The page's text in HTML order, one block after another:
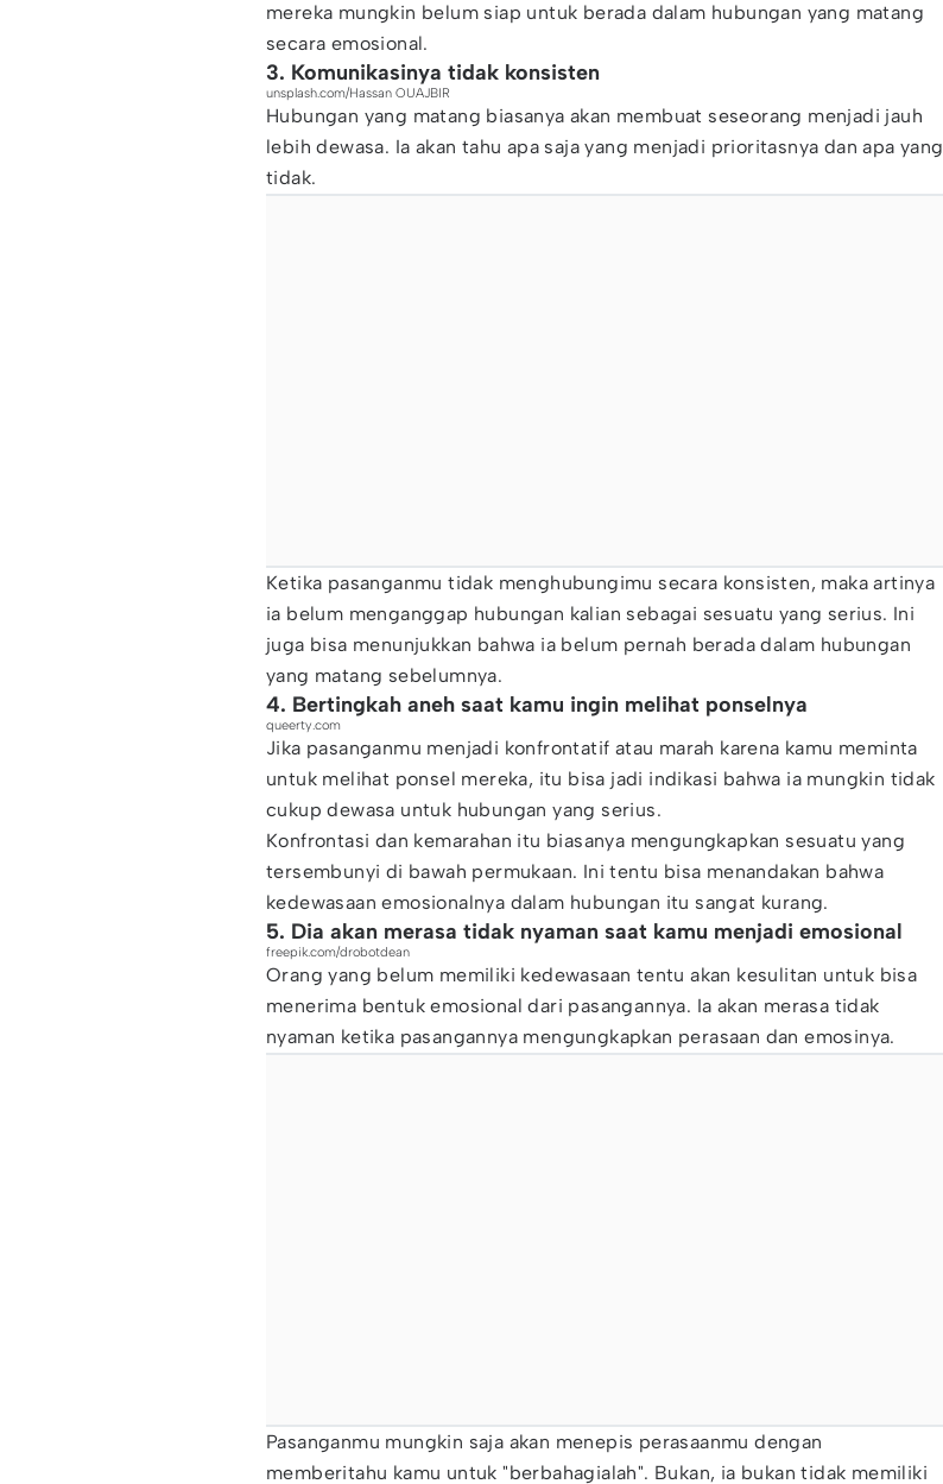
mereka mungkin belum siap untuk berada dalam hubungan yang matang
secara emosional.
3. Komunikasinya tidak konsisten
unsplash.com/Hassan OUAJBIR
Hubungan yang matang biasanya akan membuat seseorang menjadi jauh
lebih dewasa. Ia akan tahu apa saja yang menjadi prioritasnya dan apa yang
tidak.
Ketika pasanganmu tidak menghubungimu secara konsisten, maka artinya
ia belum menganggap hubungan kalian sebagai sesuatu yang serius. Ini
juga bisa menunjukkan bahwa ia belum pernah berada dalam hubungan
yang matang sebelumnya.
4. Bertingkah aneh saat kamu ingin melihat ponselnya
queerty.com
Jika pasanganmu menjadi konfrontatif atau marah karena kamu meminta
untuk melihat ponsel mereka, itu bisa jadi indikasi bahwa ia mungkin tidak
cukup dewasa untuk hubungan yang serius.
Konfrontasi dan kemarahan itu biasanya mengungkapkan sesuatu yang
tersembunyi di bawah permukaan. Ini tentu bisa menandakan bahwa
kedewasaan emosionalnya dalam hubungan itu sangat kurang.
5. Dia akan merasa tidak nyaman saat kamu menjadi emosional
freepik.com/drobotdean
Orang yang belum memiliki kedewasaan tentu akan kesulitan untuk bisa
menerima bentuk emosional dari pasangannya. Ia akan merasa tidak
nyaman ketika pasangannya mengungkapkan perasaan dan emosinya.
Pasanganmu mungkin saja akan menepis perasaanmu dengan
memberitahu kamu untuk "berbahagialah". Bukan, ia bukan tidak memiliki